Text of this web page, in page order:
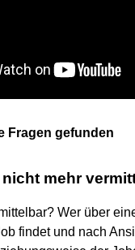
Fragen gefunden
mehr
Wer über
findet und nach